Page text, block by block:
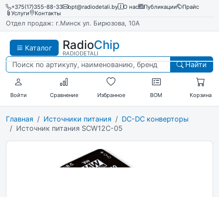
+375(17)355-88-33 opt@radiodetali.by О нас Публикации
Прайс
Услуги
Контакты
Отдел продаж: г.Минск ул. Бирюзова, 10А
Каталог RadioChip
RADIODETALI
Найти
Войти Сравнение Избранное BOM Корзина
Главная Источники питания
DC-DC конверторы
Источник питания SCW12C-05